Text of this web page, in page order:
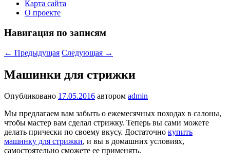
Карта сайта
О проекте
Навигация по записям
← Предыдущая Следующая →
Машинки для стрижки
Опубликовано 17.05.2016 автором admin
Мы предлагаем вам забыть о ежемесячных походах в салоны,
чтобы мастер вам сделал стрижку. Теперь вы сами можете
делать прически по своему вкусу. Достаточно купить
машинку для стрижки, и вы в домашних условиях,
самостоятельно сможете ее применять.